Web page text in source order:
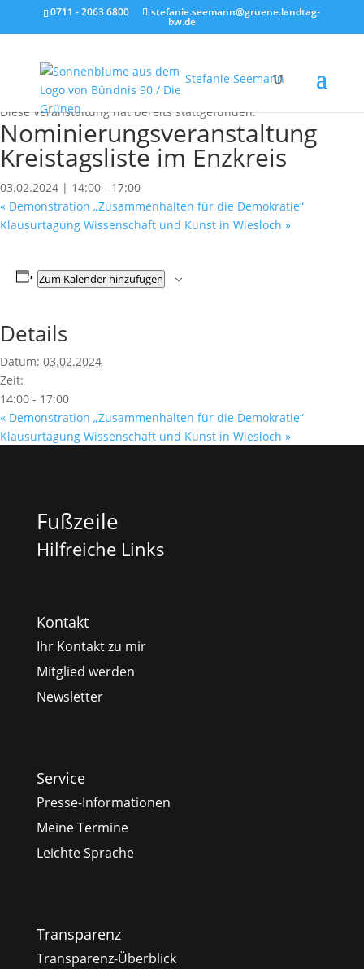
0711 - 2063 6800 stefanie.seemann@gruene.landtag-
bw.de
Stefanie Seemann
« Alle Veranstaltungen
Diese Veranstaltung hat bereits stattgefunden.
Nominierungsveranstaltung
Kreistagsliste im Enzkreis
03.02.2024 | 14:00 - 17:00
« Demonstration „Zusammenhalten für die Demokratie“
Klausurtagung Wissenschaft und Kunst in Wiesloch »
Zum Kalender hinzufügen
Details
Datum: 03.02.2024
Zeit:
14:00 - 17:00
« Demonstration „Zusammenhalten für die Demokratie“
Klausurtagung Wissenschaft und Kunst in Wiesloch »
Fußzeile
Hilfreiche Links
Kontakt
Ihr Kontakt zu mir
Mitglied werden
Newsletter
Service
Presse-Informationen
Meine Termine
Leichte Sprache
Transparenz
Transparenz-Überblick